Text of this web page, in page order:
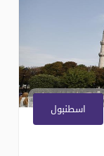
اسطنبول